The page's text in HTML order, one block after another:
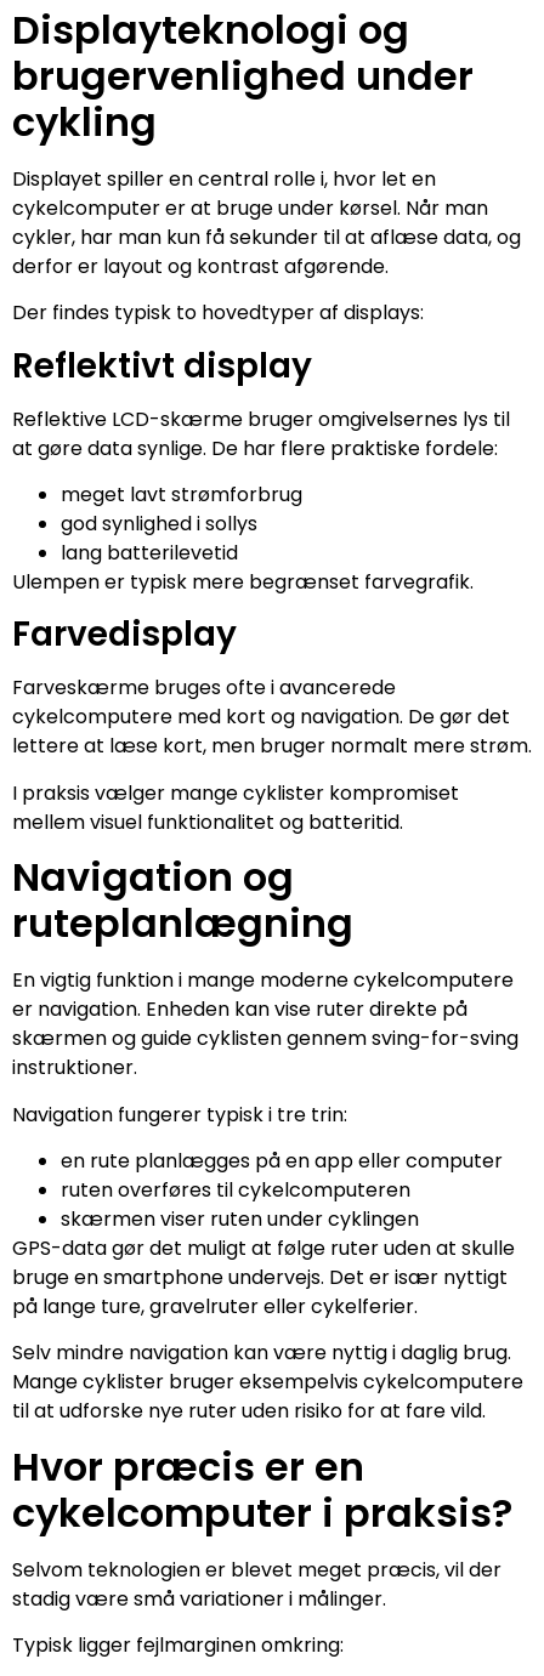
Displayteknologi og
brugervenlighed under
cykling
Displayet spiller en central rolle i, hvor let en
cykelcomputer er at bruge under kørsel. Når man
cykler, har man kun få sekunder til at aflæse data, og
derfor er layout og kontrast afgørende.
Der findes typisk to hovedtyper af displays:
Reflektivt display
Reflektive LCD-skærme bruger omgivelsernes lys til
at gøre data synlige. De har flere praktiske fordele:
meget lavt strømforbrug
god synlighed i sollys
lang batterilevetid
Ulempen er typisk mere begrænset farvegrafik.
Farvedisplay
Farveskærme bruges ofte i avancerede
cykelcomputere med kort og navigation. De gør det
lettere at læse kort, men bruger normalt mere strøm.
I praksis vælger mange cyklister kompromiset
mellem visuel funktionalitet og batteritid.
Navigation og
ruteplanlægning
En vigtig funktion i mange moderne cykelcomputere
er navigation. Enheden kan vise ruter direkte på
skærmen og guide cyklisten gennem sving-for-sving
instruktioner.
Navigation fungerer typisk i tre trin:
en rute planlægges på en app eller computer
ruten overføres til cykelcomputeren
skærmen viser ruten under cyklingen
GPS-data gør det muligt at følge ruter uden at skulle
bruge en smartphone undervejs. Det er især nyttigt
på lange ture, gravelruter eller cykelferier.
Selv mindre navigation kan være nyttig i daglig brug.
Mange cyklister bruger eksempelvis cykelcomputere
til at udforske nye ruter uden risiko for at fare vild.
Hvor præcis er en
cykelcomputer i praksis?
Selvom teknologien er blevet meget præcis, vil der
stadig være små variationer i målinger.
Typisk ligger fejlmarginen omkring: